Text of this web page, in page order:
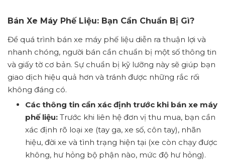
Bán Xe Máy Phế Liệu: Bạn Cần Chuẩn Bị Gì?
Để quá trình bán xe máy phế liệu diễn ra thuận lợi và
nhanh chóng, người bán cần chuẩn bị một số thông tin
và giấy tờ cơ bản. Sự chuẩn bị kỹ lưỡng này sẽ giúp bạn
giao dịch hiệu quả hơn và tránh được những rắc rối
không đáng có.
Các thông tin cần xác định trước khi bán xe máy
phế liệu: Trước khi liên hệ đơn vị thu mua, bạn cần
xác định rõ loại xe (tay ga, xe số, côn tay), nhãn
hiệu, đời xe và tình trạng hiện tại (xe còn chạy được
không, hư hỏng bộ phận nào, mức độ hư hỏng).